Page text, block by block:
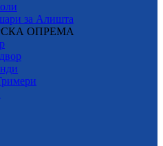
за Алишта
ОПРЕМА